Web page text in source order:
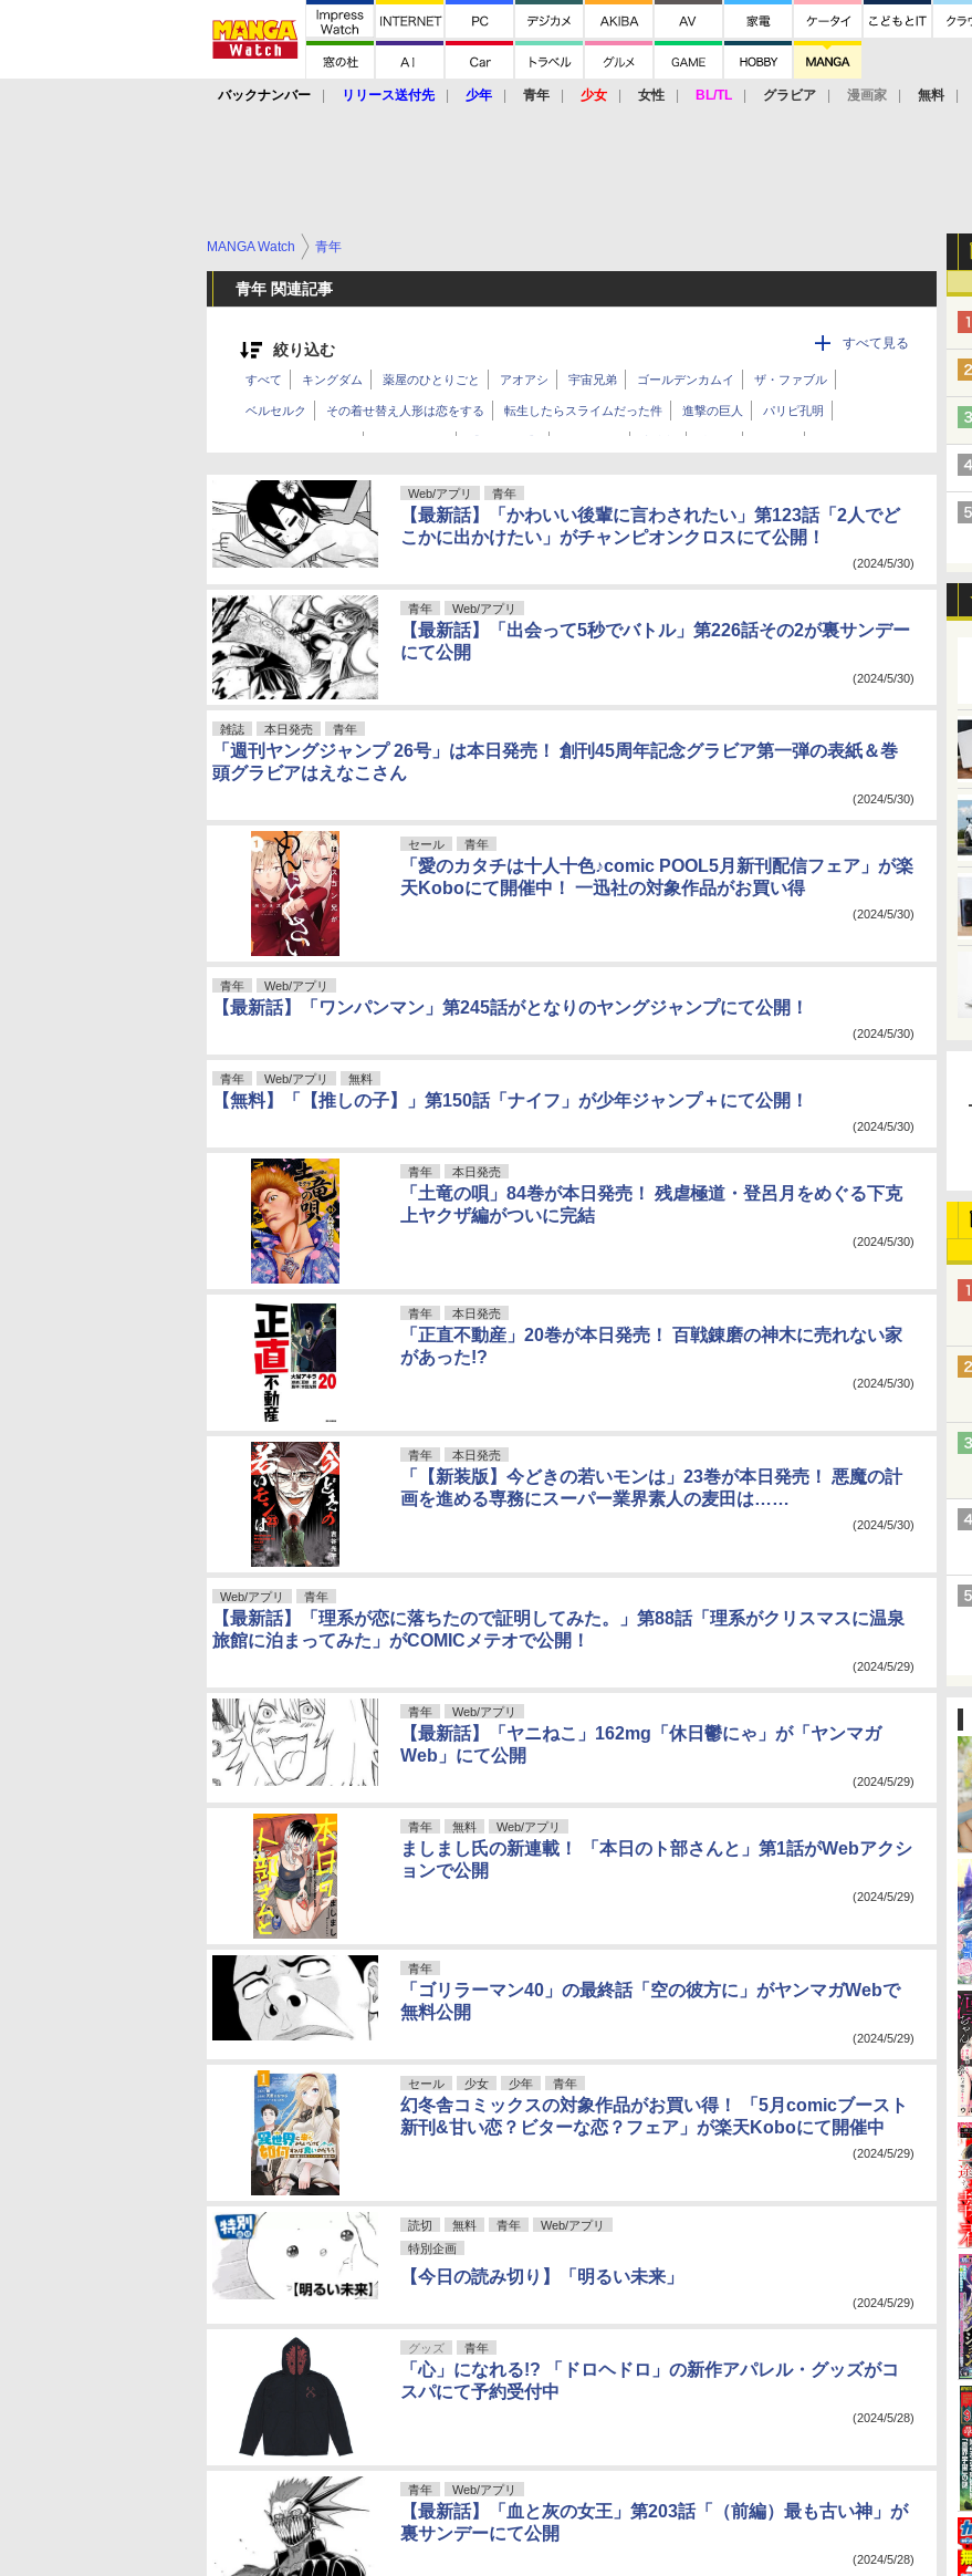
バックナンバー リリース送付先 少年 青年 少女 女性 BL/TL グラビア 漫画家 無料
MANGA Watch 青年
青年 関連記事
絞り込む すべて見る
すべて キングダム 薬屋のひとりごと アオアシ 宇宙兄弟 ゴールデンカムイ ザ・ファブル
ベルセルク その着せ替え人形は恋をする 転生したらスライムだった件 進撃の巨人 パリピ孔明
GIANT KILLING 九条の大罪 ウマ娘 シンデレラグレイ TSUYOSHI 誰も勝てない、アイツには
新世紀エヴァンゲリオン 僕の心のヤバイやつ 九龍ジェネリックロマンス ゆるキャン△
デスマーチからはじまる異世界狂想曲
シャドーハウス 土竜の唄
テルマエ・ロマエ MFゴースト 火の鳥 小林さんちのメイドラゴン テラフォーマーズ ポプテピピック
宝石の国 島耕作 ちいかわ ヤニねこ
野原ひろし 昼メシの流儀
サバエとヤッたら終わる
月曜日のたわわ ぴゅあ0.01mm 片田舎のおっさん、剣聖になる
Web/アプリ 青年
【最新話】「かわいい後輩に言わされたい」第123話「2人でど
こかに出かけたい」がチャンピオンクロスにて公開！
(2024/5/30)
青年 Web/アプリ
【最新話】「出会って5秒でバトル」第226話その2が裏サンデー
にて公開
(2024/5/30)
雑誌 本日発売 青年
「週刊ヤングジャンプ 26号」は本日発売！ 創刊45周年記念グラビア第一弾の表紙＆巻
頭グラビアはえなこさん
(2024/5/30)
セール 青年
「愛のカタチは十人十色♪comic POOL5月新刊配信フェア」が楽
天Koboにて開催中！ 一迅社の対象作品がお買い得
(2024/5/30)
青年 Web/アプリ
【最新話】「ワンパンマン」第245話がとなりのヤングジャンプにて公開！
(2024/5/30)
青年 Web/アプリ 無料
【無料】「【推しの子】」第150話「ナイフ」が少年ジャンプ＋にて公開！
(2024/5/30)
青年 本日発売
「土竜の唄」84巻が本日発売！ 残虐極道・登呂月をめぐる下克
上ヤクザ編がついに完結
(2024/5/30)
青年 本日発売
「正直不動産」20巻が本日発売！ 百戦錬磨の神木に売れない家
があった!?
(2024/5/30)
青年 本日発売
「【新装版】今どきの若いモンは」23巻が本日発売！ 悪魔の計
画を進める専務にスーパー業界素人の麦田は……
(2024/5/30)
Web/アプリ 青年
【最新話】「理系が恋に落ちたので証明してみた。」第88話「理系がクリスマスに温泉
旅館に泊まってみた」がCOMICメテオで公開！
(2024/5/29)
青年 Web/アプリ
【最新話】「ヤニねこ」162mg「休日鬱にゃ」が「ヤンマガ
Web」にて公開
(2024/5/29)
青年 無料 Web/アプリ
ましまし氏の新連載！ 「本日のト部さんと」第1話がWebアクシ
ョンで公開
(2024/5/29)
青年
「ゴリラーマン40」の最終話「空の彼方に」がヤンマガWebで
無料公開
(2024/5/29)
セール 少女 少年 青年
幻冬舎コミックスの対象作品がお買い得！ 「5月comicブースト
新刊&甘い恋？ビターな恋？フェア」が楽天Koboにて開催中
(2024/5/29)
読切 無料 青年
Web/アプリ
特別企画
【今日の読み切り】「明るい未来」
(2024/5/29)
グッズ 青年
「心」になれる!? 「ドロヘドロ」の新作アパレル・グッズがコ
スパにて予約受付中
(2024/5/28)
青年 Web/アプリ
【最新話】「血と灰の女王」第203話「（前編）最も古い神」が
裏サンデーにて公開
(2024/5/28)